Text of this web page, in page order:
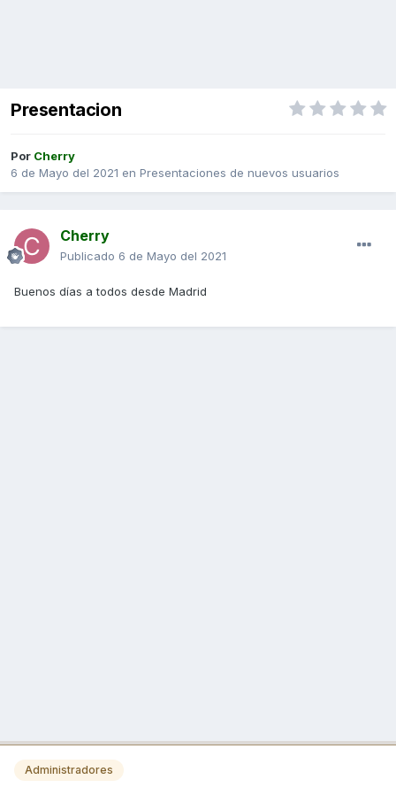
Presentacion
Por Cherry
6 de Mayo del 2021 en Presentaciones de nuevos usuarios
Cherry
Publicado 6 de Mayo del 2021
Buenos días a todos desde Madrid
Administradores